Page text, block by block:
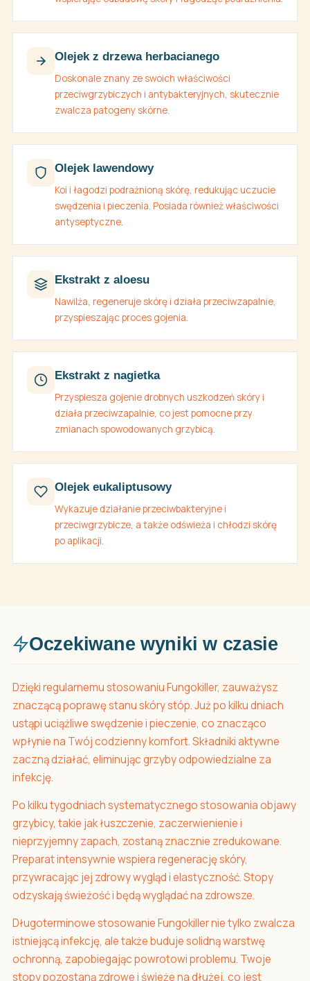
Olejek z drzewa herbacianego
Doskonale znany ze swoich właściwości
przeciwgrzybiczych i antybakteryjnych, skutecznie
zwalcza patogeny skórne.
Olejek lawendowy
Koi i łagodzi podrażnioną skórę, redukując uczucie
swędzenia i pieczenia. Posiada również właściwości
antyseptyczne.
Ekstrakt z aloesu
Nawilża, regeneruje skórę i działa przeciwzapalnie,
przyspieszając proces gojenia.
Ekstrakt z nagietka
Przyspiesza gojenie drobnych uszkodzeń skóry i
działa przeciwzapalnie, co jest pomocne przy
zmianach spowodowanych grzybicą.
Olejek eukaliptusowy
Wykazuje działanie przeciwbakteryjne i
przeciwgrzybicze, a także odświeża i chłodzi skórę
po aplikacji.
Oczekiwane wyniki w czasie
Dzięki regularnemu stosowaniu Fungokiller, zauważysz
znaczącą poprawę stanu skóry stóp. Już po kilku dniach
ustąpi uciążliwe swędzenie i pieczenie, co znacząco
wpłynie na Twój codzienny komfort. Składniki aktywne
zaczną działać, eliminując grzyby odpowiedzialne za
infekcję.
Po kilku tygodniach systematycznego stosowania objawy
grzybicy, takie jak łuszczenie, zaczerwienienie i
nieprzyjemny zapach, zostaną znacznie zredukowane.
Preparat intensywnie wspiera regenerację skóry,
przywracając jej zdrowy wygląd i elastyczność. Stopy
odzyskają świeżość i będą wyglądać na zdrowsze.
Długoterminowe stosowanie Fungokiller nie tylko zwalcza
istniejącą infekcję, ale także buduje solidną warstwę
ochronną, zapobiegając powrotowi problemu. Twoje
stopy pozostaną zdrowe i świeże na dłużej, co jest